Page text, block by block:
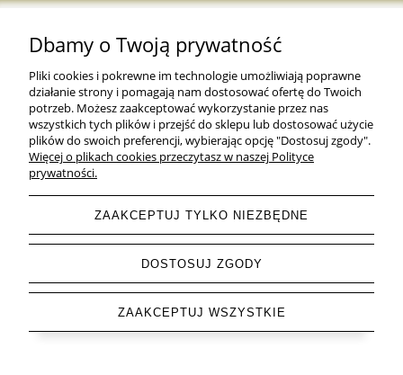
Dołącz do nas i bądź z nami na bieżąco!
pokaż pełną wersję strony
Sklep internetowy Shoper.pl
Dbamy o Twoją prywatność
Pliki cookies i pokrewne im technologie umożliwiają poprawne
działanie strony i pomagają nam dostosować ofertę do Twoich
potrzeb. Możesz zaakceptować wykorzystanie przez nas
wszystkich tych plików i przejść do sklepu lub dostosować użycie
plików do swoich preferencji, wybierając opcję "Dostosuj zgody".
Więcej o plikach cookies przeczytasz w naszej Polityce
prywatności.
ZAAKCEPTUJ TYLKO NIEZBĘDNE
DOSTOSUJ ZGODY
ZAAKCEPTUJ WSZYSTKIE